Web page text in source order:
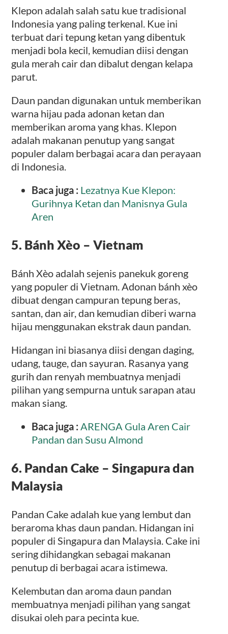
Klepon adalah salah satu kue tradisional
Indonesia yang paling terkenal. Kue ini
terbuat dari tepung ketan yang dibentuk
menjadi bola kecil, kemudian diisi dengan
gula merah cair dan dibalut dengan kelapa
parut.
Daun pandan digunakan untuk memberikan
warna hijau pada adonan ketan dan
memberikan aroma yang khas. Klepon
adalah makanan penutup yang sangat
populer dalam berbagai acara dan perayaan
di Indonesia.
Baca juga : Lezatnya Kue Klepon:
Gurihnya Ketan dan Manisnya Gula
Aren
5. Bánh Xèo – Vietnam
Bánh Xèo adalah sejenis panekuk goreng
yang populer di Vietnam. Adonan bánh xèo
dibuat dengan campuran tepung beras,
santan, dan air, dan kemudian diberi warna
hijau menggunakan ekstrak daun pandan.
Hidangan ini biasanya diisi dengan daging,
udang, tauge, dan sayuran. Rasanya yang
gurih dan renyah membuatnya menjadi
pilihan yang sempurna untuk sarapan atau
makan siang.
Baca juga : ARENGA Gula Aren Cair
Pandan dan Susu Almond
6. Pandan Cake – Singapura dan
Malaysia
Pandan Cake adalah kue yang lembut dan
beraroma khas daun pandan. Hidangan ini
populer di Singapura dan Malaysia. Cake ini
sering dihidangkan sebagai makanan
penutup di berbagai acara istimewa.
Kelembutan dan aroma daun pandan
membuatnya menjadi pilihan yang sangat
disukai oleh para pecinta kue.